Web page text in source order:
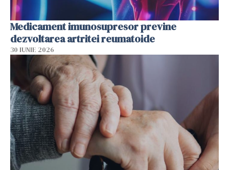
Medicament imunosupresor previne
dezvoltarea artritei reumatoide
30 IUNIE 2026